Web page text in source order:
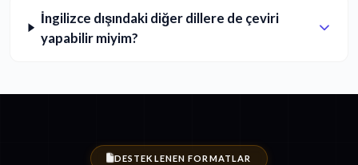
İngilizce dışındaki diğer dillere de çeviri
yapabilir miyim?
DESTEKLENEN FORMATLAR